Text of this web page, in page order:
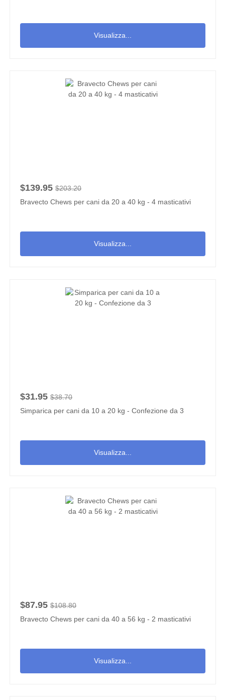
Visualizza...
$139.95 $203.20
Bravecto Chews per cani da 20 a 40 kg - 4 masticativi
Visualizza...
$31.95 $38.70
Simparica per cani da 10 a 20 kg - Confezione da 3
Visualizza...
$87.95 $108.80
Bravecto Chews per cani da 40 a 56 kg - 2 masticativi
Visualizza...